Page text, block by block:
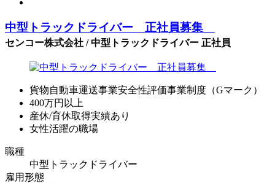
中型トラックドライバー 正社員募集
センコー株式会社 / 中型トラックドライバー 正社員
貨物自動車運送事業安全性評価事業制度（Gマーク）
400万円以上
産休/育休取得実績あり
女性活躍の職場
職種
中型トラックドライバー
雇用形態